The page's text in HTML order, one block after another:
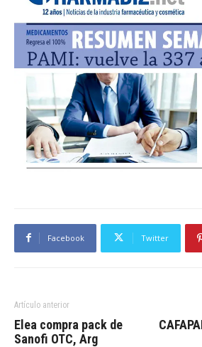
Facebook Twitter
Artículo anterior
Elea compra pack de
Sanofi OTC, Arg